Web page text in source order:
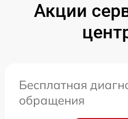
Акции
Бесплатная
обращения